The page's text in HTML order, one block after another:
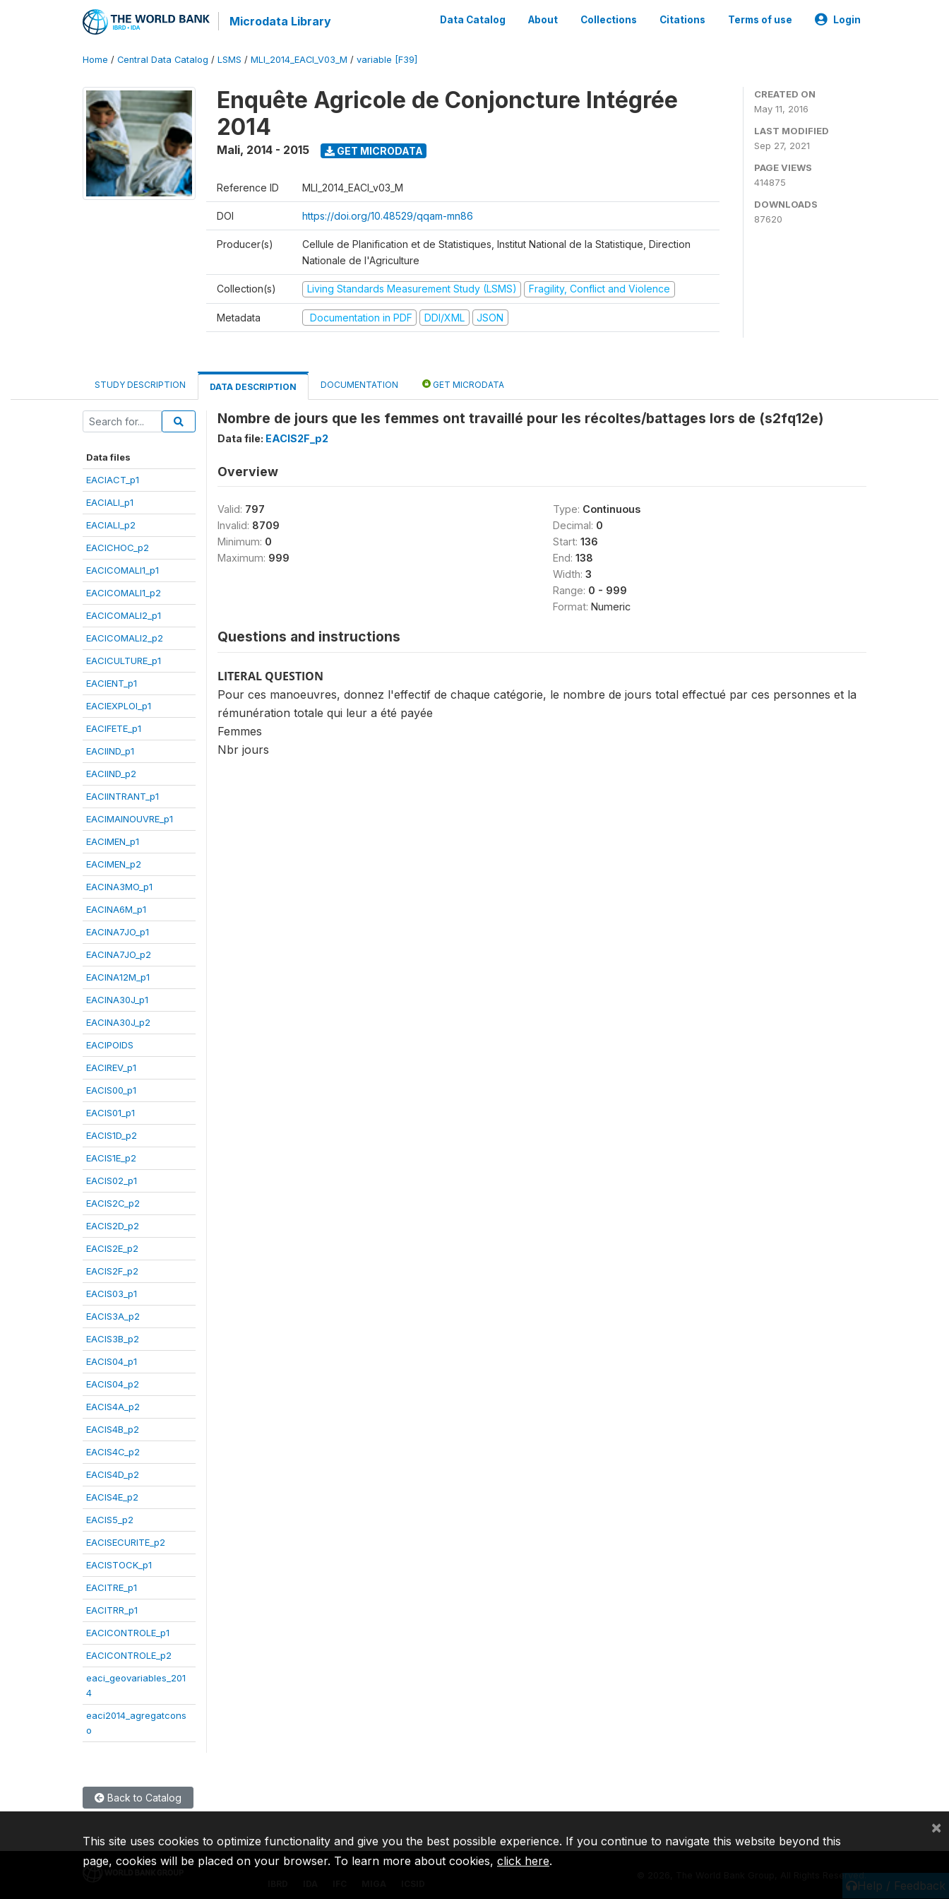
Microdata Library Data Catalog About Collections Citations Terms of use Login
Home / Central Data Catalog / LSMS / MLI_2014_EACI_V03_M / variable [F39]
Enquête Agricole de Conjoncture Intégrée
2014
Mali, 2014 - 2015 GET MICRODATA
Reference ID MLI_2014_EACI_v03_M
DOI https://doi.org/10.48529/qqam-mn86
Producer(s)
Cellule de Planification et de Statistiques, Institut National de la Statistique, Direction
Nationale de l'Agriculture
Collection(s) Living Standards Measurement Study (LSMS) Fragility, Conflict and Violence
Metadata Documentation in PDF DDI/XML JSON
CREATED ON
May 11, 2016
LAST MODIFIED
Sep 27, 2021
PAGE VIEWS
414875
DOWNLOADS
87620
STUDY DESCRIPTION DATA DESCRIPTION DOCUMENTATION GET MICRODATA
Data files
EACIACT_p1
EACIALI_p1
EACIALI_p2
EACICHOC_p2
EACICOMALI1_p1
EACICOMALI1_p2
EACICOMALI2_p1
EACICOMALI2_p2
EACICULTURE_p1
EACIENT_p1
EACIEXPLOI_p1
EACIFETE_p1
EACIIND_p1
EACIIND_p2
EACIINTRANT_p1
EACIMAINOUVRE_p1
EACIMEN_p1
EACIMEN_p2
EACINA3MO_p1
EACINA6M_p1
EACINA7JO_p1
EACINA7JO_p2
EACINA12M_p1
EACINA30J_p1
EACINA30J_p2
EACIPOIDS
EACIREV_p1
EACIS00_p1
EACIS01_p1
EACIS1D_p2
EACIS1E_p2
EACIS02_p1
EACIS2C_p2
EACIS2D_p2
EACIS2E_p2
EACIS2F_p2
EACIS03_p1
EACIS3A_p2
EACIS3B_p2
EACIS04_p1
EACIS04_p2
EACIS4A_p2
EACIS4B_p2
EACIS4C_p2
EACIS4D_p2
EACIS4E_p2
EACIS5_p2
EACISECURITE_p2
EACISTOCK_p1
EACITRE_p1
EACITRR_p1
EACICONTROLE_p1
EACICONTROLE_p2
eaci_geovariables_201
4
eaci2014_agregatcons
o
Nombre de jours que les femmes ont travaillé pour les récoltes/battages lors de (s2fq12e)
Data file: EACIS2F_p2
Overview
Valid: 797
Invalid: 8709
Minimum: 0
Maximum: 999
Type: Continuous
Decimal: 0
Start: 136
End: 138
Width: 3
Range: 0 - 999
Format: Numeric
Questions and instructions
LITERAL QUESTION
Pour ces manoeuvres, donnez l'effectif de chaque catégorie, le nombre de jours total effectué par ces personnes et la
rémunération totale qui leur a été payée
Femmes
Nbr jours
Back to Catalog
Help / Feedback
2026, The World Bank Group, All Rights Reserved.
This site uses cookies to optimize functionality and give you the best possible experience. If you continue to navigate this website beyond this
page, cookies will be placed on your browser. To learn more about cookies, click here.
×